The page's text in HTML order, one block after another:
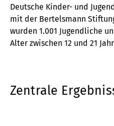
Deutsche Kinder- und
mit der Bertelsmann
wurden 1.001 Jugendliche
Alter zwischen 12 und 21
Zentrale